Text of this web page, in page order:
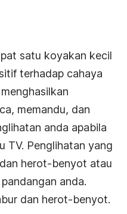
satu koyakan kecil
terhadap cahaya
memandu, dan
anda apabila
TV. Penglihatan yang
herot-benyot atau
anda.
dan herot-benyot.